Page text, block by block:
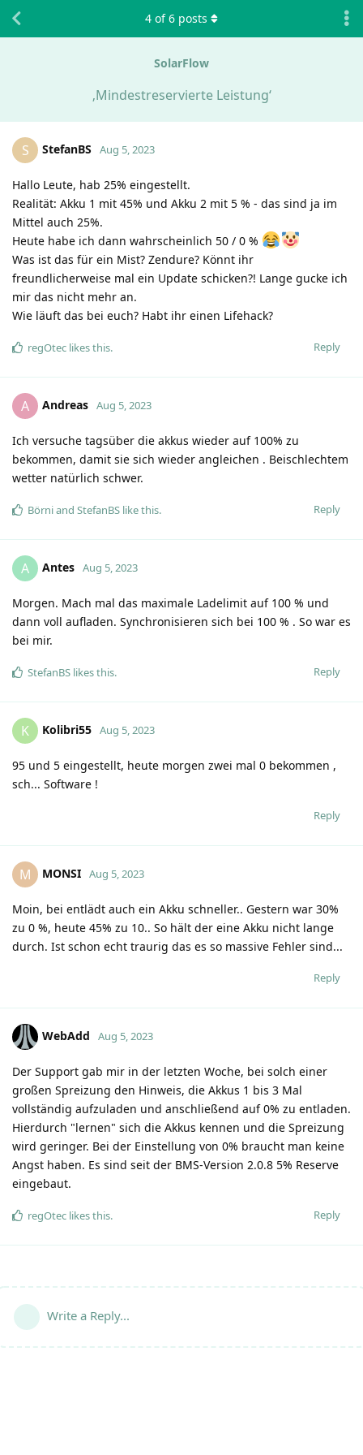
SolarFlow
‚Mindestreservierte Leistung‘
4 of6 posts
S StefanBS Aug 5, 2023
Hallo Leute, hab 25% eingestellt.
Realität: Akku 1 mit 45% und Akku 2 mit 5 % - das sind ja im
Mittel auch 25%.
Heute habe ich dann wahrscheinlich 50 / 0 %
Was ist das für ein Mist? Zendure? Könnt ihr
freundlicherweise mal ein Update schicken?! Lange gucke ich
mir das nicht mehr an.
Wie läuft das bei euch? Habt ihr einen Lifehack?
Reply
regOtec likes this.
A Andreas Aug 5, 2023
Ich versuche tagsüber die akkus wieder auf 100% zu
bekommen, damit sie sich wieder angleichen . Beischlechtem
wetter natürlich schwer.
Reply
Börniand StefanBS like this.
A Antes Aug 5, 2023
Morgen. Mach mal das maximale Ladelimit auf 100 % und
dann voll aufladen. Synchronisieren sich bei 100 % . So war es
bei mir.
Reply
StefanBS likes this.
K Kolibri55 Aug 5, 2023
95 und 5 eingestellt, heute morgen zwei mal 0 bekommen ,
sch... Software !
Reply
M MONSI Aug 5, 2023
Moin, bei entlädt auch ein Akku schneller.. Gestern war 30%
zu 0 %, heute 45% zu 10.. So hält der eine Akku nicht lange
durch. Ist schon echt traurig das es so massive Fehler sind...
Reply
WebAdd Aug 5, 2023
Der Support gab mir in der letzten Woche, bei solch einer
großen Spreizung den Hinweis, die Akkus 1 bis 3 Mal
vollständig aufzuladen und anschließend auf 0% zu entladen.
Hierdurch "lernen" sich die Akkus kennen und die Spreizung
wird geringer. Bei der Einstellung von 0% braucht man keine
Angst haben. Es sind seit der BMS-Version 2.0.8 5% Reserve
eingebaut.
Reply
regOtec likes this.
Write a Reply...